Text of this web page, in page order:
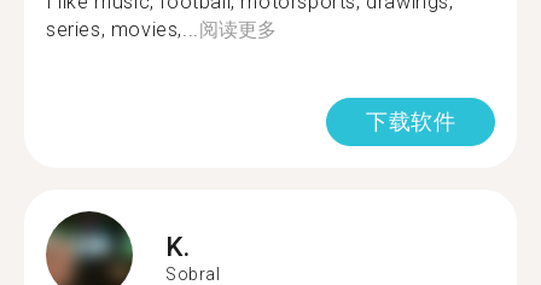
series, movies,...阅读更多
下载软件
K.
Sobral